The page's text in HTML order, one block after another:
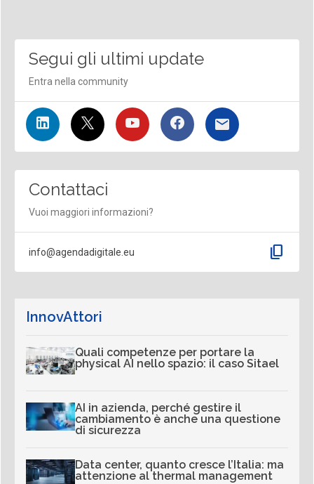
Segui gli ultimi update
Entra nella community
Contattaci
Vuoi maggiori informazioni?
info@agendadigitale.eu content_copy
InnovAttori
Quali competenze per portare la
physical AI nello spazio: il caso Sitael
AI in azienda, perché gestire il
cambiamento è anche una questione
di sicurezza
Data center, quanto cresce l’Italia: ma
attenzione al thermal management